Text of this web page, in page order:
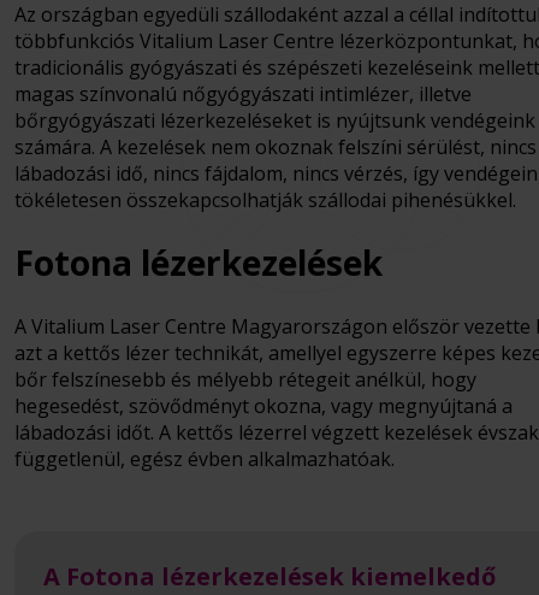
Az országban egyedüli szállodaként azzal a céllal
többfunkciós Vitalium Laser Centre lézerközpontunkat,
tradicionális gyógyászati és szépészeti kezeléseink mellett
magas színvonalú nőgyógyászati intimlézer, illetve
bőrgyógyászati lézerkezeléseket is nyújtsunk vendégeink
számára. A kezelések nem okoznak felszíni sérülést, nincs
lábadozási idő, nincs fájdalom, nincs vérzés, így
tökéletesen összekapcsolhatják szállodai pihenésükkel.
Fotona lézerkezelések
A Vitalium Laser Centre Magyarországon először vezette
azt a kettős lézer technikát, amellyel egyszerre képes
bőr felszínesebb és mélyebb rétegeit anélkül, hogy
hegesedést, szövődményt okozna, vagy megnyújtaná a
lábadozási időt. A kettős lézerrel végzett kezelések
függetlenül, egész évben alkalmazhatóak.
A Fotona lézerkezelések kiemelkedő